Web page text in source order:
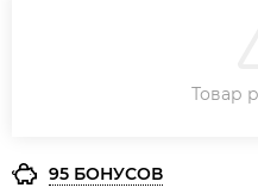
ЗАКАЗ В
Товар
95 БОНУСОВ